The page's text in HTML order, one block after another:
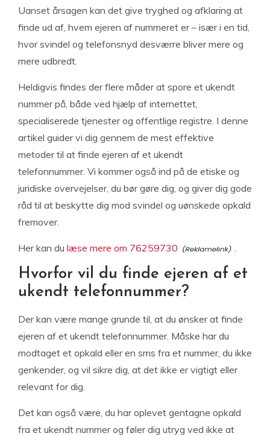
Uanset årsagen kan det give tryghed og afklaring at
finde ud af, hvem ejeren af nummeret er – især i en tid,
hvor svindel og telefonsnyd desværre bliver mere og
mere udbredt.
Heldigvis findes der flere måder at spore et ukendt
nummer på, både ved hjælp af internettet,
specialiserede tjenester og offentlige registre. I denne
artikel guider vi dig gennem de mest effektive
metoder til at finde ejeren af et ukendt
telefonnummer. Vi kommer også ind på de etiske og
juridiske overvejelser, du bør gøre dig, og giver dig gode
råd til at beskytte dig mod svindel og uønskede opkald
fremover.
Her kan du læse mere om 76259730
Hvorfor vil du finde ejeren af et
ukendt telefonnummer?
Der kan være mange grunde til, at du ønsker at finde
ejeren af et ukendt telefonnummer. Måske har du
modtaget et opkald eller en sms fra et nummer, du ikke
genkender, og vil sikre dig, at det ikke er vigtigt eller
relevant for dig.
Det kan også være, du har oplevet gentagne opkald
fra et ukendt nummer og føler dig utryg ved ikke at